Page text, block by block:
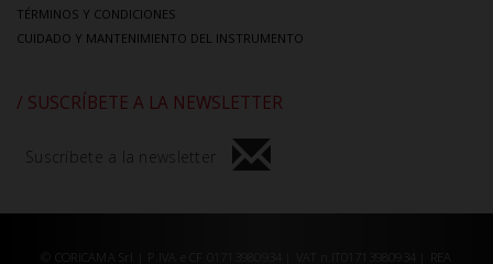
TÉRMINOS Y CONDICIONES
CUIDADO Y MANTENIMIENTO DEL INSTRUMENTO
/ SUSCRÍBETE A LA NEWSLETTER
Suscríbete a la newsletter
© CORICAMA Srl | P.IVA e CF 01713980934 | VAT n.IT01713980934 | REA